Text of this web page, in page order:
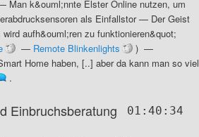
Man k&ouml;nnte Elster Online nutzen, um
als Einfallstor— Der Geist
aufh&ouml;ren zu funktionieren&quot;
— Remote Blinkenlights
) —
Home haben, [..] aber da kann man so viel
.
Einbruchsberatung 01:40:34